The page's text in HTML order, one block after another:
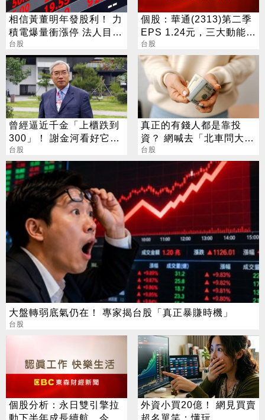
相信黃董明年發股利！ 力
積電爆量衝漲停 法人目標
價出爐
台股
個股：華通(2313)第二季
EPS 1.24元，三大動能加
持，營運展望逐季向上
台股
曾經逼近千金「上櫃跌到
300」！ 謝金河看好它：
台灣生技的下一道光
台股
真正的有錢人都是靠投
資？ 網喊去「北車問大
師」：保證專業
台股
大盤轉弱底氣仍在！ 專家揭台股「真正暴賺時機」
台股
個股分析：永日雙引擎拉
動下半年成長續航，今年
外資小買20億！ 網見買賣
超名單笑：懂玩